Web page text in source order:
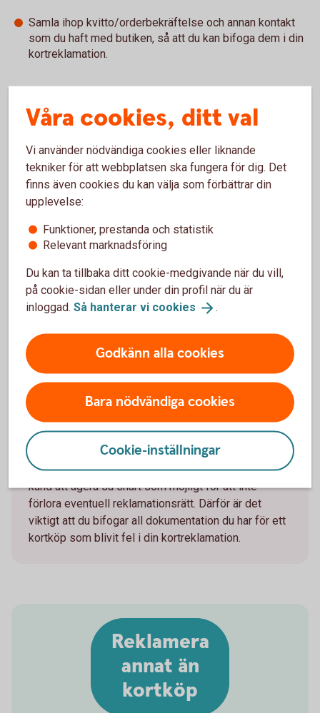
Samla ihop kvitto/orderbekräftelse och annan kontakt
som du haft med butiken, så att du kan bifoga dem i din
kortreklamation.
Följ instruktionen för bankkort respektive kreditkort nedan.
Bankkort – reklamera kortköp du inte har
genomfört eller felaktiga kortköp
Kreditkort – reklamera kortköp du inte har
Information om
reklamationsrätten
Banken har ingen skyldighet men kan i vissa fall
hjälpa till vid reklamation av vara eller tjänst. Banken
följer Mastercards regler som innefattar
dokumentationskrav och tidsgränser som behöver
följas vid en kortreklamation. Det gäller för dig som
kund att agera så snart som möjligt för att inte
förlora eventuell reklamationsrätt. Därför är det
viktigt att du bifogar all dokumentation du har för ett
kortköp som blivit fel i din kortreklamation.
Reklamera
annat än
kortköp
Våra cookies, ditt val
Vi använder nödvändiga cookies eller liknande
tekniker för att webbplatsen ska fungera för dig. Det
finns även cookies du kan välja som förbättrar din
upplevelse:
Funktioner, prestanda och statistik
Relevant marknadsföring
Du kan ta tillbaka ditt cookie-medgivande när du vill,
på cookie-sidan eller under din profil när du är
inloggad. Så hanterar vi cookies .
Godkänn alla cookies
Bara nödvändiga cookies
Cookie-inställningar